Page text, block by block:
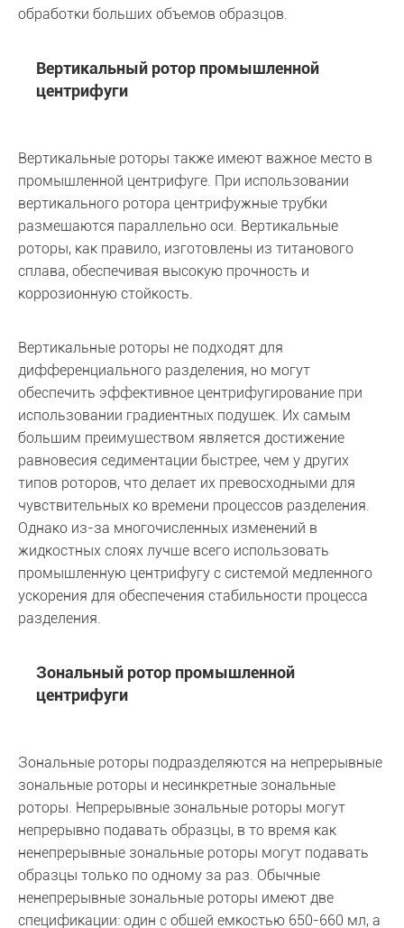
обработки больших объемов образцов.
Вертикальный ротор промышленной
центрифуги
Вертикальные роторы также имеют важное место в
промышленной центрифуге. При использовании
вертикального ротора центрифужные трубки
размещаются параллельно оси. Вертикальные
роторы, как правило, изготовлены из титанового
сплава, обеспечивая высокую прочность и
коррозионную стойкость.
Вертикальные роторы не подходят для
дифференциального разделения, но могут
обеспечить эффективное центрифугирование при
использовании градиентных подушек. Их самым
большим преимуществом является достижение
равновесия седиментации быстрее, чем у других
типов роторов, что делает их превосходными для
чувствительных ко времени процессов разделения.
Однако из-за многочисленных изменений в
жидкостных слоях лучше всего использовать
промышленную центрифугу с системой медленного
ускорения для обеспечения стабильности процесса
разделения.
Зональный ротор промышленной
центрифуги
Зональные роторы подразделяются на непрерывные
зональные роторы и несинкретные зональные
роторы. Непрерывные зональные роторы могут
непрерывно подавать образцы, в то время как
ненепрерывные зональные роторы могут подавать
образцы только по одному за раз. Обычные
ненепрерывные зональные роторы имеют две
спецификации: один с общей емкостью 650-660 мл, а